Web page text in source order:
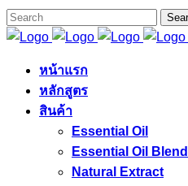
หน้าแรก
หลักสูตร
สินค้า
Essential Oil
Essential Oil
Natural Extract